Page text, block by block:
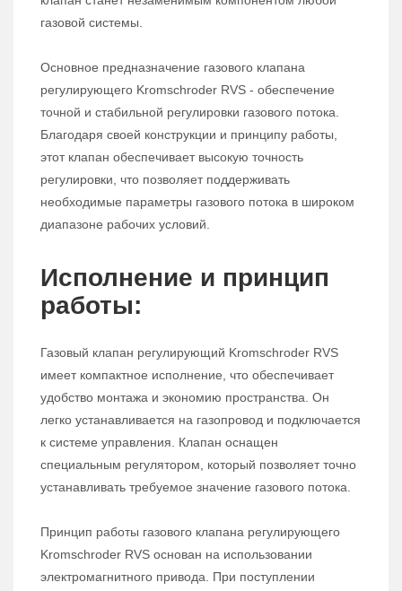
газовой системы.
Основное предназначение газового клапана
регулирующего Kromschroder RVS - обеспечение
точной и стабильной регулировки газового потока.
Благодаря своей конструкции и принципу работы,
этот клапан обеспечивает высокую точность
регулировки, что позволяет поддерживать
необходимые параметры газового потока в широком
диапазоне рабочих условий.
Исполнение и принцип
работы:
Газовый клапан регулирующий Kromschroder RVS
имеет компактное исполнение, что обеспечивает
удобство монтажа и экономию пространства. Он
легко устанавливается на газопровод и подключается
к системе управления. Клапан оснащен
специальным регулятором, который позволяет точно
устанавливать требуемое значение газового потока.
Принцип работы газового клапана регулирующего
Kromschroder RVS основан на использовании
электромагнитного привода. При поступлении